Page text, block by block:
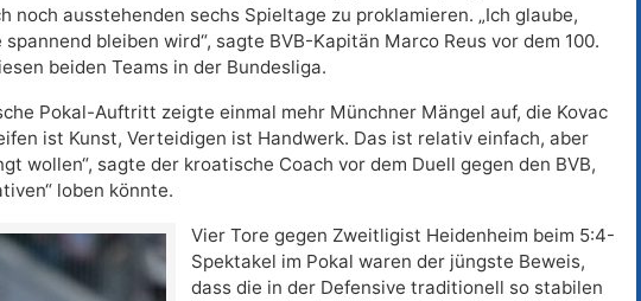
noch ausstehenden sechs Spieltage zu proklamieren. „Ich glaube,
spannend bleiben wird“, sagte BVB-Kapitän Marco Reus vor dem 100.
beiden Teams in der Bundesliga.
Pokal-Auftritt zeigte einmal mehr Münchner Mängel auf, die Kovac
ist Kunst, Verteidigen ist Handwerk. Das ist relativ einfach, aber
wollen“, sagte der kroatische Coach vor dem Duell gegen den BVB,
loben könnte.
Vier Tore gegen Zweitligist Heidenheim beim 5:4-
Spektakel im Pokal waren der jüngste Beweis,
dass die in der Defensive traditionell so stabilen